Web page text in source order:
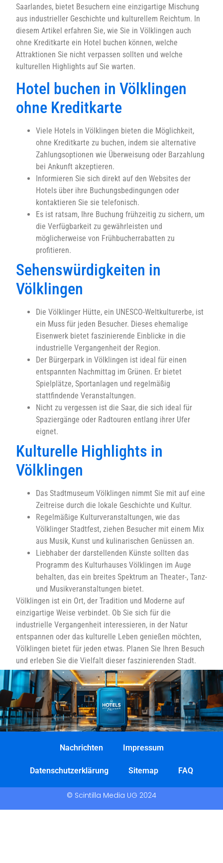
Saarlandes, bietet Besuchern eine einzigartige Mischung
aus industrieller Geschichte und kulturellem Reichtum. In
diesem Artikel erfahren Sie, wie Sie in Völklingen auch
ohne Kreditkarte ein Hotel buchen können, welche
Attraktionen Sie nicht verpassen sollten und welche
kulturellen Highlights auf Sie warten.
Hotel buchen in Völklingen
ohne Kreditkarte
Viele Hotels in Völklingen bieten die Möglichkeit,
ohne Kreditkarte zu buchen, indem sie alternative
Zahlungsoptionen wie Überweisung oder Barzahlung
bei Ankunft akzeptieren.
Informieren Sie sich direkt auf den Websites der
Hotels über ihre Buchungsbedingungen oder
kontaktieren Sie sie telefonisch.
Es ist ratsam, Ihre Buchung frühzeitig zu sichern, um
die Verfügbarkeit zu gewährleisten und
möglicherweise von Frühbucherrabatten zu
profitieren.
Sehenswürdigkeiten in
Völklingen
Die Völklinger Hütte, ein UNESCO-Weltkulturerbe, ist
ein Muss für jeden Besucher. Dieses ehemalige
Eisenwerk bietet faszinierende Einblicke in die
industrielle Vergangenheit der Region.
Der Bürgerpark in Völklingen ist ideal für einen
entspannten Nachmittag im Grünen. Er bietet
Spielplätze, Sportanlagen und regelmäßig
stattfindende Veranstaltungen.
Nicht zu vergessen ist die Saar, die sich ideal für
Spaziergänge oder Radtouren entlang ihrer Ufer
eignet.
Kulturelle Highlights in
Völklingen
Das Stadtmuseum Völklingen nimmt Sie mit auf eine
Zeitreise durch die lokale Geschichte und Kultur.
Regelmäßige Kulturveranstaltungen, wie das
Völklinger Stadtfest, ziehen Besucher mit einem Mix
aus Musik, Kunst und kulinarischen Genüssen an.
Liebhaber der darstellenden Künste sollten das
Programm des Kulturhauses Völklingen im Auge
behalten, das ein breites Spektrum an Theater-, Tanz-
und Musikveranstaltungen bietet.
Völklingen ist ein Ort, der Tradition und Moderne auf
einzigartige Weise verbindet. Ob Sie sich für die
industrielle Vergangenheit interessieren, in der Natur
entspannen oder das kulturelle Leben genießen möchten,
Völklingen bietet für jeden etwas. Planen Sie Ihren Besuch
und erleben Sie die Vielfalt dieser faszinierenden Stadt.
Nachrichten Impressum
Datenschutzerklärung Sitemap FAQ
© Scintilla Media UG 2024